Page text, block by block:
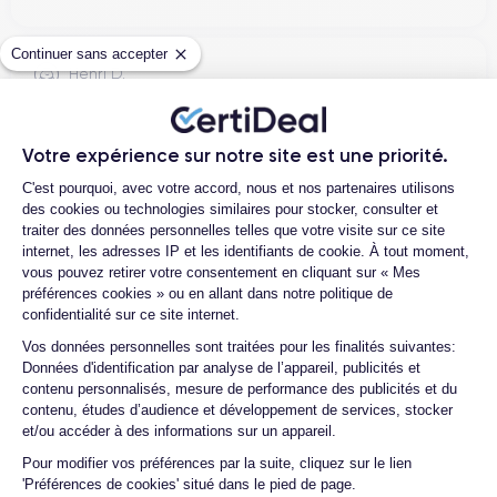
Continuer sans accepter
Votre expérience sur notre site est une priorité.
Plateforme de Gestion du
C'est pourquoi, avec votre accord, nous et nos partenaires utilisons
des cookies ou technologies similaires pour stocker, consulter et
traiter des données personnelles telles que votre visite sur ce site
internet, les adresses IP et les identifiants de cookie. À tout moment,
vous pouvez retirer votre consentement en cliquant sur « Mes
préférences cookies » ou en allant dans notre politique de
confidentialité sur ce site internet.
Vos données personnelles sont traitées pour les finalités suivantes:
Données d'identification par analyse de l’appareil, publicités et
contenu personnalisés, mesure de performance des publicités et du
contenu, études d’audience et développement de services, stocker
et/ou accéder à des informations sur un appareil.
Pour modifier vos préférences par la suite, cliquez sur le lien
'Préférences de cookies' situé dans le pied de page.
Axeptio consent
:contentReference[oaicite:5]{index=5}
Autonomie & Recharge
Le Galaxy S24 est alimenté par une batterie de 4 000 mAh,
offrant une autonomie d'environ 35 heures en conversation et
jusqu'à 3,4 jours en veille. Il prend en charge la recharge
rapide de 25 W, la recharge sans fil et la recharge sans fil
inversée. :contentReference[oaicite:6]{index=6}
Connectivité & Logiciel
Le Galaxy S24 offre une connectivité 5G SA/NSA/Sub6, Wi-Fi
6E et Bluetooth 5.3. Il fonctionne sous Android 15 avec
l'interface One UI 7, offrant des fonctionnalités d'IA avancées
telles que la traduction en temps réel des appels, la
Henri D.
Ambroise V.
10/07/26
Franchement super content ! J'ai acheté mon iPhone 14 Pro
chez eux et rien à redire, il est nickel. La batterie a été
changée ...
Marc B.
09/07/26